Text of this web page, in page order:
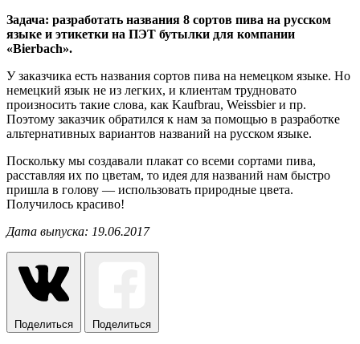
Задача: разработать названия 8 сортов пива на русском
языке и этикетки на ПЭТ бутылки для компании
«Bierbach».
У заказчика есть названия сортов пива на немецком языке. Но
немецкий язык не из легких, и клиентам трудновато
произносить такие слова, как Kaufbrau, Weissbier и пр.
Поэтому заказчик обратился к нам за помощью в разработке
альтернативных вариантов названий на русском языке.
Поскольку мы создавали плакат со всеми сортами пива,
расставляя их по цветам, то идея для названий нам быстро
пришла в голову — использовать природные цвета.
Получилось красиво!
Дата выпуска: 19.06.2017
Поделиться Поделиться